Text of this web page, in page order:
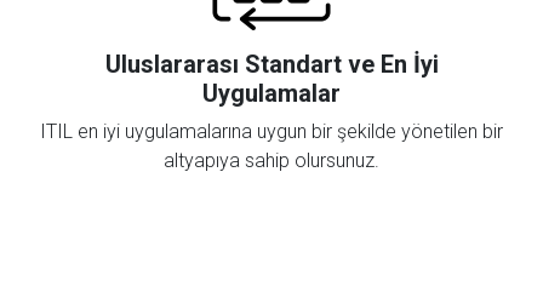
Uluslararası Standart ve En İyi
Uygulamalar
ITIL en iyi uygulamalarına uygun bir şekilde yönetilen bir
altyapıya sahip olursunuz.